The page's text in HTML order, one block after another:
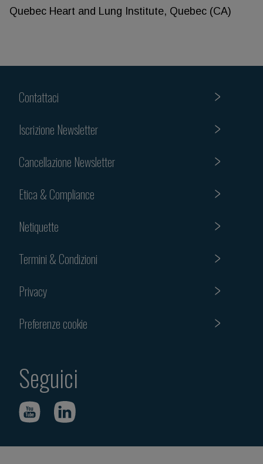
Quebec Heart and Lung Institute, Quebec (CA)
Contattaci
Iscrizione Newsletter
Cancellazione Newsletter
Etica & Compliance
Netiquette
Termini & Condizioni
Privacy
Preferenze cookie
Seguici